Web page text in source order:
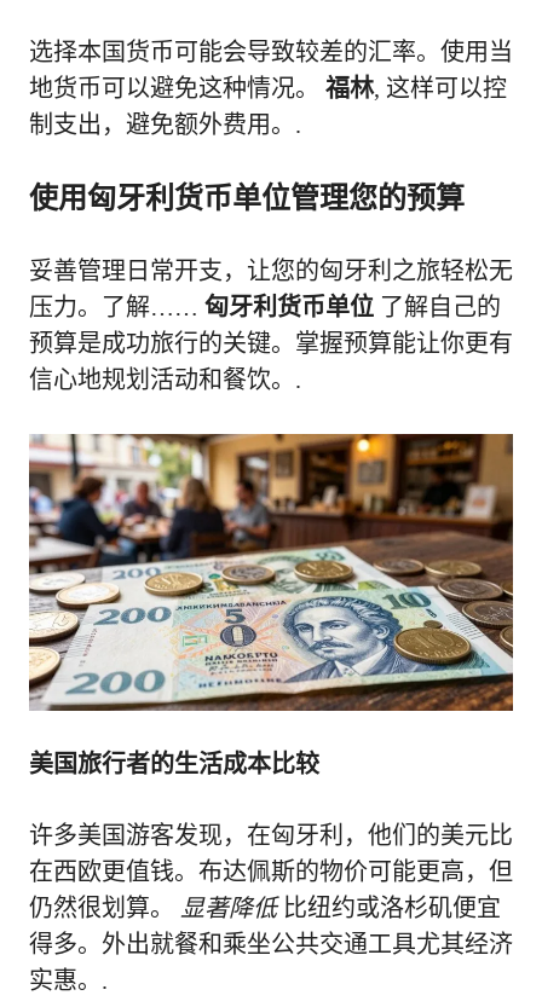
选择本国货币可能会导致较差的汇率。使用当
地货币可以避免这种情况。 福林, 这样可以控
制支出，避免额外费用。.
使用匈牙利货币单位管理您的预算
妥善管理日常开支，让您的匈牙利之旅轻松无
压力。了解…… 匈牙利货币单位 了解自己的
预算是成功旅行的关键。掌握预算能让你更有
信心地规划活动和餐饮。.
美国旅行者的生活成本比较
许多美国游客发现，在匈牙利，他们的美元比
在西欧更值钱。布达佩斯的物价可能更高，但
仍然很划算。
显著降低比纽约或洛杉矶便宜
得多。外出就餐和乘坐公共交通工具尤其经济
实惠。.